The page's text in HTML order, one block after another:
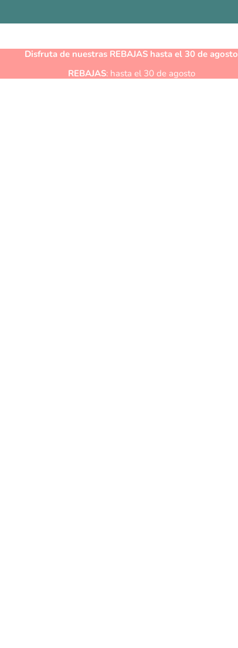
Disfruta de nuestras REBAJAS hasta el 30 de agosto
REBAJAS: hasta el 30 de agosto